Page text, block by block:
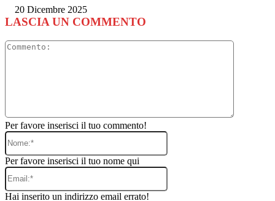
20 Dicembre 2025
LASCIA UN COMMENTO
Per favore inserisci il tuo commento!
Nome:*
Per favore inserisci il tuo nome qui
Email:*
Hai inserito un indirizzo email errato!